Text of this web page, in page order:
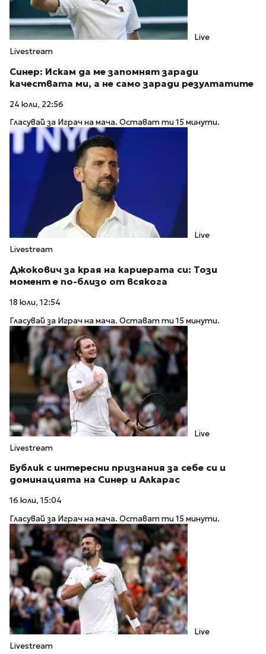
Live
Livestream
Синер: Искам да ме запомнят заради
качествата ми, а не само заради резултатите
24 юли, 22:56
Гласувай за Играч на мача. Остават ти 15 минути.
Live
Livestream
Джокович за края на кариерата си: Този
момент е по-близо от всякога
18 юли, 12:54
Гласувай за Играч на мача. Остават ти 15 минути.
Live
Livestream
Бублик с интересни признания за себе си и
доминацията на Синер и Алкарас
16 юли, 15:04
Гласувай за Играч на мача. Остават ти 15 минути.
Live
Livestream